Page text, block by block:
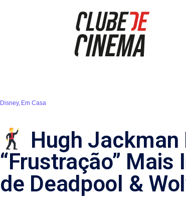
Disney, Em Casa
Hugh Jackman
“Frustração” Mais
de Deadpool &